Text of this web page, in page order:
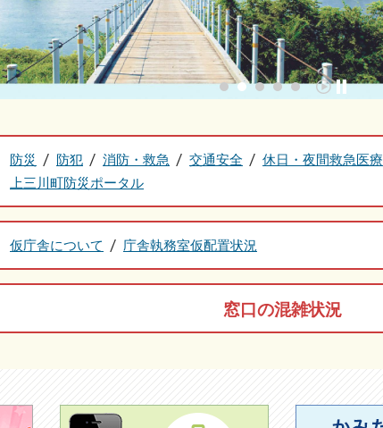
防災 防犯 消防・救急 交通安全 休日・夜間救急医療
上三川町防災ポータル
仮庁舎について 庁舎執務室仮配置状況
窓口の混雑状況